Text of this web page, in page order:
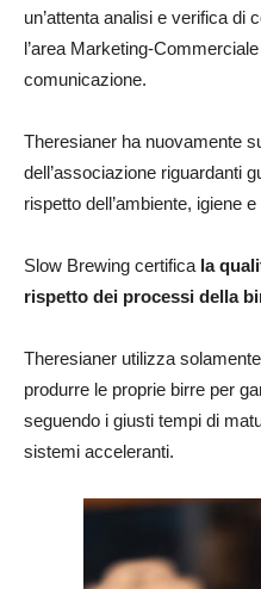
un’attenta analisi e verifica di
l’area Marketing-
comunicazione.
Theresianer ha nuovamente
dell’associazione riguardanti
rispetto dell’ambiente, igiene
Slow Brewing certifica la
rispetto dei processi della
Theresianer utilizza
produrre le proprie birre per
seguendo i giusti tempi di
sistemi acceleranti.